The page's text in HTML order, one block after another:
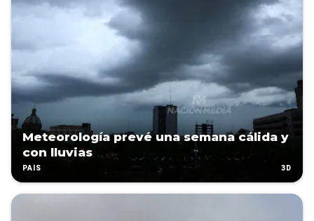
Meteorología prevé una semana cálida y
con lluvias
PAÍS 3D